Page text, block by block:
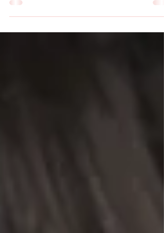
d'angoisse n'était pas une faiblesse mais un message
de ton corps ? Découvre comment comprendre